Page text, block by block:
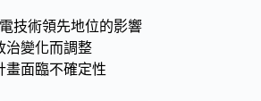
技術領先地位的影響
治變化而調整
畫面臨不確定性